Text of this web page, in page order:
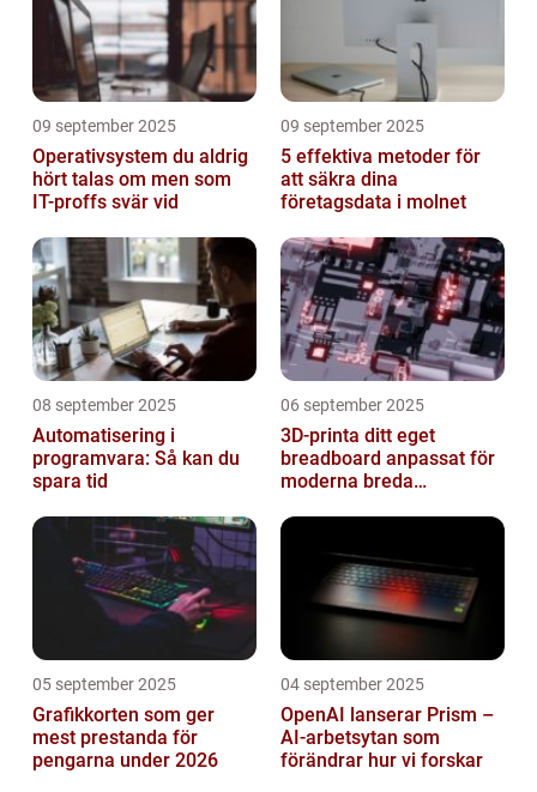
09 september 2025
Operativsystem du aldrig
hört talas om men som
IT-proffs svär vid
09 september 2025
5 effektiva metoder för
att säkra dina
företagsdata i molnet
08 september 2025
Automatisering i
programvara: Så kan du
spara tid
06 september 2025
3D-printa ditt eget
breadboard anpassat för
moderna breda
05 september 2025
Grafikkorten som ger
mest prestanda för
pengarna under 2026
04 september 2025
OpenAI lanserar Prism –
AI-arbetsytan som
förändrar hur vi forskar